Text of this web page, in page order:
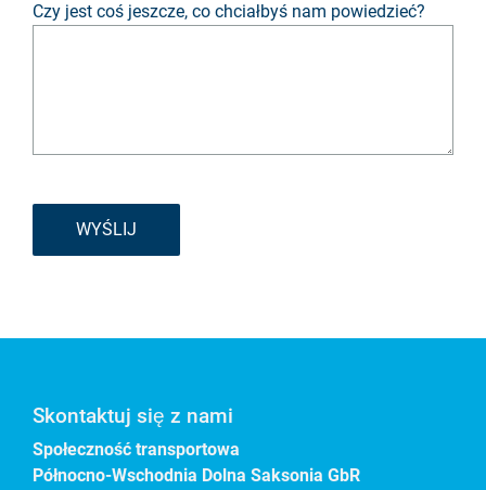
Czy jest coś jeszcze, co chciałbyś nam powiedzieć?
WYŚLIJ
Skontaktuj się z nami
Społeczność transportowa
Północno-Wschodnia Dolna Saksonia GbR